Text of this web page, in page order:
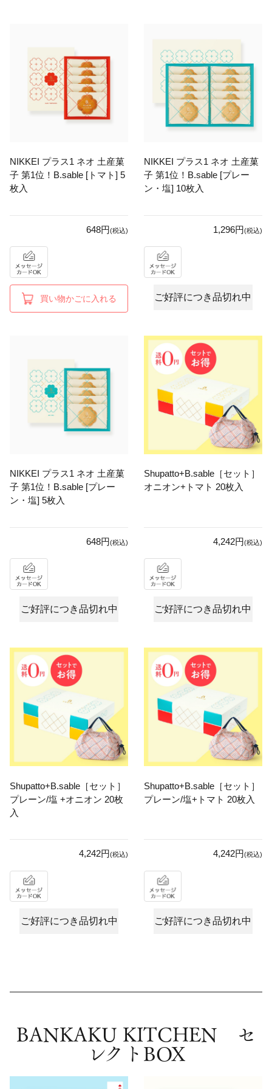
NIKKEI プラス1 ネオ 土産菓
子 第1位！B.sable [トマト] 5
枚入
648円(税込)
買い物かごに入れる
NIKKEI プラス1 ネオ 土産菓
子 第1位！B.sable [プレー
ン・塩] 10枚入
1,296円(税込)
ご好評につき品切れ中
NIKKEI プラス1 ネオ 土産菓
子 第1位！B.sable [プレー
ン・塩] 5枚入
648円(税込)
ご好評につき品切れ中
Shupatto+B.sable［セット］
オニオン+トマト 20枚入
4,242円(税込)
ご好評につき品切れ中
Shupatto+B.sable［セット］
プレーン/塩 +オニオン 20枚
入
4,242円(税込)
ご好評につき品切れ中
Shupatto+B.sable［セット］
プレーン/塩+トマト 20枚入
4,242円(税込)
ご好評につき品切れ中
BANKAKU KITCHEN セ
レクトBOX